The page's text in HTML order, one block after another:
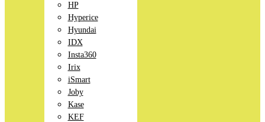
HP
Hyperice
Hyundai
IDX
Insta360
Irix
iSmart
Joby
Kase
KEF